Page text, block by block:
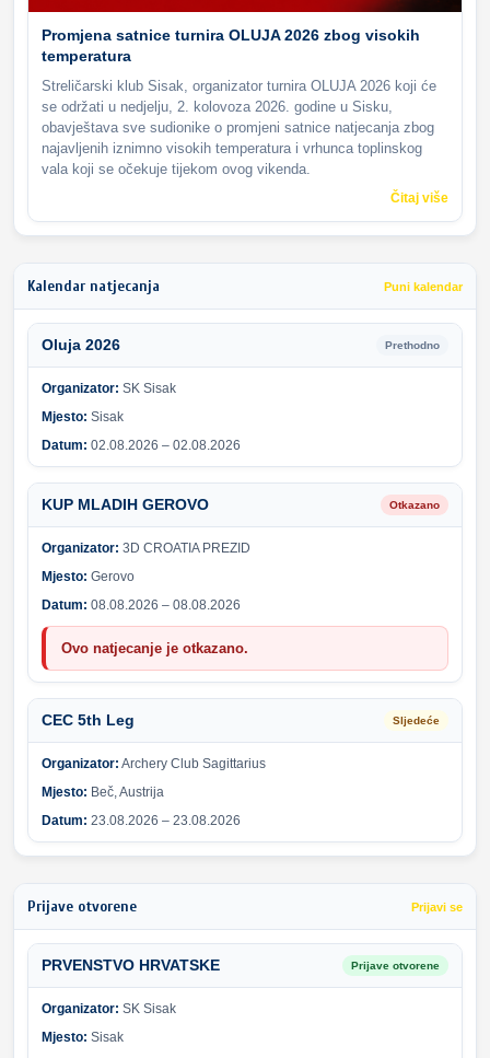
Promjena satnice turnira OLUJA 2026 zbog visokih
temperatura
Streličarski klub Sisak, organizator turnira OLUJA 2026 koji će
se održati u nedjelju, 2. kolovoza 2026. godine u Sisku,
obavještava sve sudionike o promjeni satnice natjecanja zbog
najavljenih iznimno visokih temperatura i vrhunca toplinskog
vala koji se očekuje tijekom ovog vikenda.
Čitaj više
Kalendar natjecanja Puni kalendar
Oluja 2026 Prethodno
Organizator: SK Sisak
Mjesto: Sisak
Datum: 02.08.2026 – 02.08.2026
KUP MLADIH GEROVO Otkazano
Organizator: 3D CROATIA PREZID
Mjesto: Gerovo
Datum: 08.08.2026 – 08.08.2026
Ovo natjecanje je otkazano.
CEC 5th Leg Sljedeće
Organizator: Archery Club Sagittarius
Mjesto: Beč, Austrija
Datum: 23.08.2026 – 23.08.2026
Prijave otvorene Prijavi se
PRVENSTVO HRVATSKE Prijave otvorene
Organizator: SK Sisak
Mjesto: Sisak